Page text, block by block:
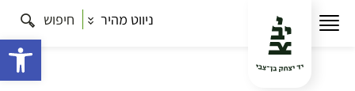
ניווט מהיר חיפוש